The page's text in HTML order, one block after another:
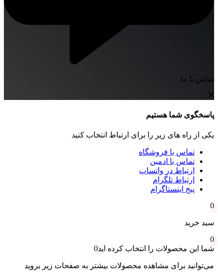
تماس با ما
پاسخگوی شما هستیم
یکی از راه های زیر را برای ارتباط انتخاب کنید
تماس با فروشگاه
تماس با ادمین
ارتباط در واتساپ
ارتباط تلگرام
پیج اینستاگرام
0
سبد خرید
0
شما این محصولات را انتخاب کرده اید0
می‌توانید برای مشاهده محصولات بیشتر به صفحات زیر بروید